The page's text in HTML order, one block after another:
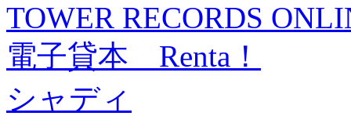
TOWER RECORDS
電子貸本 Renta！
シャディ